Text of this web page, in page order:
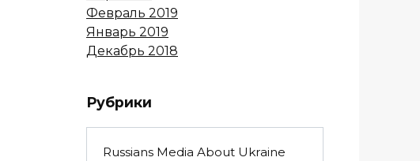
Февраль 2019
Январь 2019
Декабрь 2018
Рубрики
Russians Media About Ukraine